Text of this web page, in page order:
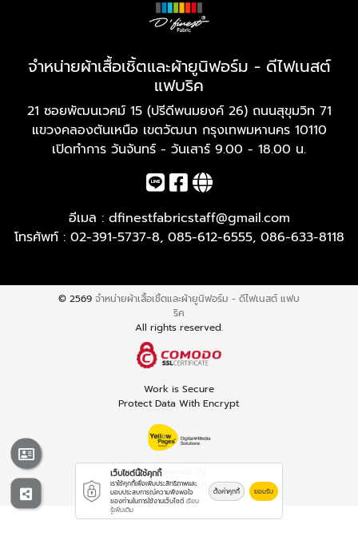
จำหน่ายผ้าเสื้อเชิ้ตและผ้ายูนิฟอร์ม - ดีไฟเนสต์
แฟบริค
21 ซอยพัฒนเวศม์ 15 (ปรีดีพนมยงค์ 26) ถนนสุขุมวิท 71
แขวงคลองตันเหนือ เขตวัฒนา กรุงเทพมหานคร 10110
เปิดทำการ วันจันทร์ - วันเสาร์ 9.00 - 18.00 น.
อีเมล : dfinestfabricstaff@gmail.com
โทรศัพท์ : 02-391-5737-8, 085-612-6555, 086-633-8118
© 2569 จำหน่ายผ้าเสื้อเชิ้ตและผ้ายูนิฟอร์ม - ดีไฟเนสต์ แฟบ
ริค
All rights reserved.
Work is Secure
Protect Data With Encrypt
Powered By
Thailand YellowPages
เว็บไซต์นี้ใช้คุกกี้
เราใช้คุกกี้เพื่อเพิ่มประสิทธิภาพและ
มอบประสบการณ์ความพึงพอใจ
ของท่านในการใช้งานเว็บไซต์ เรียน
รู้เพิ่มเติม
ตั้งค่าคุกกี้ ยอมรับ